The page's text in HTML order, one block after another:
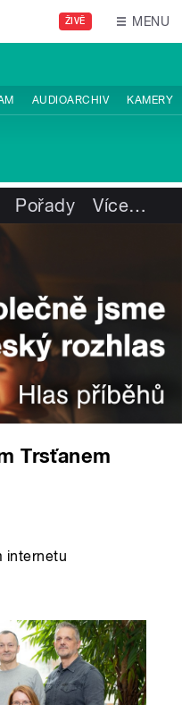
ŽIVĚ MENU
AUDIOARCHIV KAMERY
Pořady Více…
Trsťanem
internetu